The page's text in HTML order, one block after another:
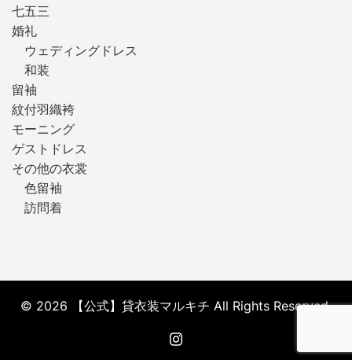
七五三
婚礼
ウェディングドレス
和装
留袖
紋付羽織袴
モーニング
ゲストドレス
その他の衣裳
色留袖
訪問着
© 2026 【公式】貸衣装マルキチ All Rights Reserved.